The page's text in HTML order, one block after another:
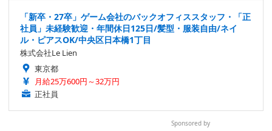
「新卒・27卒」ゲーム会社のバックオフィススタッフ・「正
社員」未経験歓迎・年間休日125日/髪型・服装自由/ネイ
ル・ピアスOK/中央区日本橋1丁目
株式会社Le Lien
東京都
月給25万600円～32万円
正社員
Sponsored by